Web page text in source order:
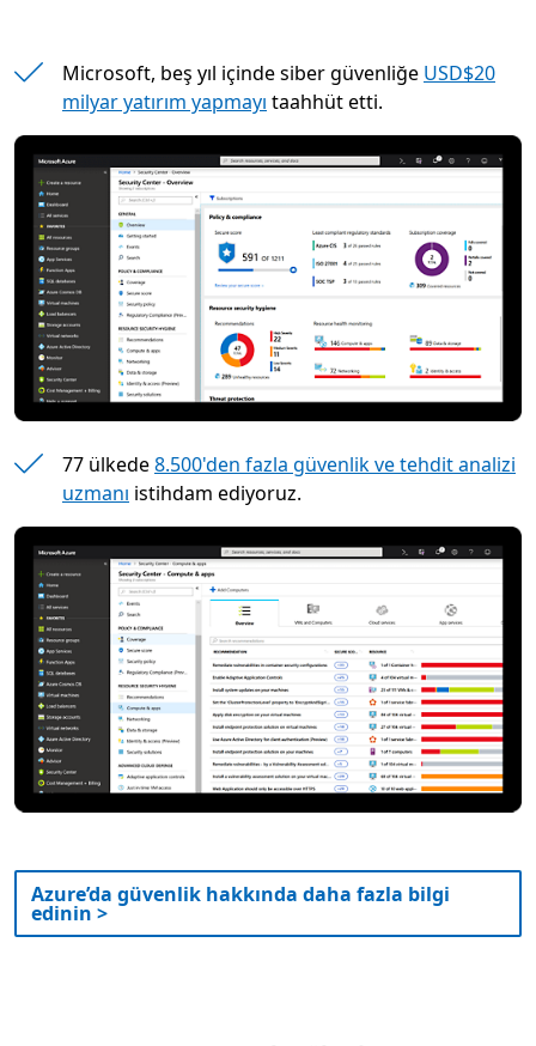
Microsoft, beş yıl içinde siber güvenliğe USD$20
milyar yatırım yapmayı taahhüt etti.
77 ülkede8.500'den fazla güvenlik ve tehdit analizi
uzmanı istihdam ediyoruz.
Azure’da güvenlik hakkında daha fazla bilgi
edinin >